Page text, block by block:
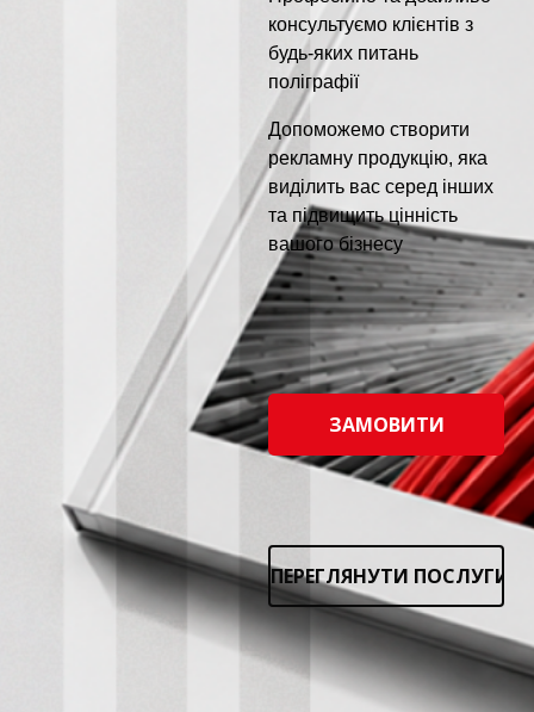
консультуємо клієнтів з
будь-яких питань
поліграфії
Допоможемо створити
рекламну продукцію, яка
виділить вас серед інших
та підвищить цінність
вашого бізнесу
ЗАМОВИТИ
ПЕРЕГЛЯНУТИ ПОСЛУГИ